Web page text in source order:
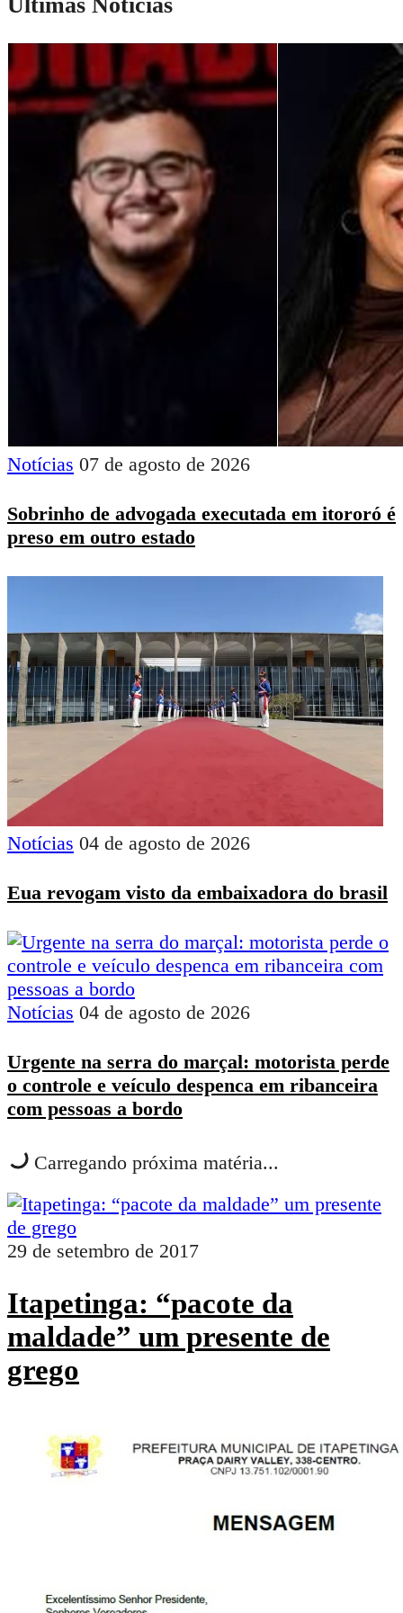
Últimas Notícias
Notícias 07 de agosto de 2026
Sobrinho de advogada executada em itororó é
preso em outro estado
Notícias 04 de agosto de 2026
Eua revogam visto da embaixadora do brasil
Notícias 04 de agosto de 2026
Urgente na serra do marçal: motorista perde
o controle e veículo despenca em ribanceira
com pessoas a bordo
Carregando próxima matéria...
29 de setembro de 2017
Itapetinga: “pacote da
maldade” um presente de
grego